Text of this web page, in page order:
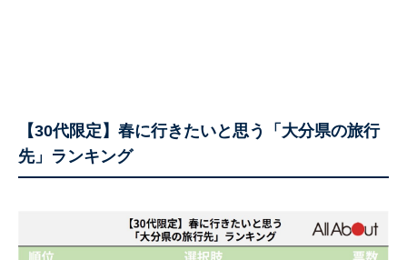
【30代限定】春に行きたいと思う「大分県の旅行
先」ランキング